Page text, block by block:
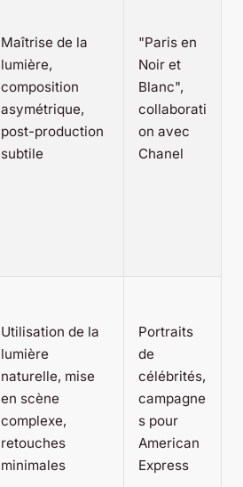
Maîtrise de la
lumière,
composition
asymétrique,
post-production
subtile
"Paris en
Noir et
Blanc",
collaborati
on avec
Chanel
Utilisation de la
lumière
naturelle, mise
en scène
complexe,
retouches
minimales
Portraits
de
célébrités,
campagne
s pour
American
Express